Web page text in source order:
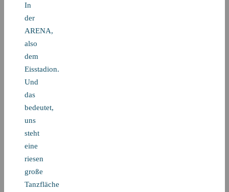
In
der
ARENA,
also
dem
Eisstadion.
Und
das
bedeutet,
uns
steht
eine
riesen
große
Tanzfläche